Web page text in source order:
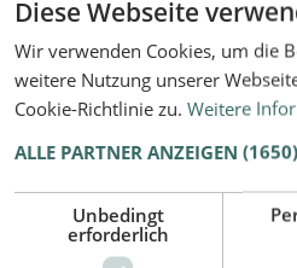
Erfahrung teilt
der Entscheidung – besonders
Diese Webseite
Wir verwenden Cookies, um die
weitere Nutzung unserer
Cookie-Richtlinie zu. Weitere
ALLE PARTNER ANZEIGEN
Unbedingt
erforderlich